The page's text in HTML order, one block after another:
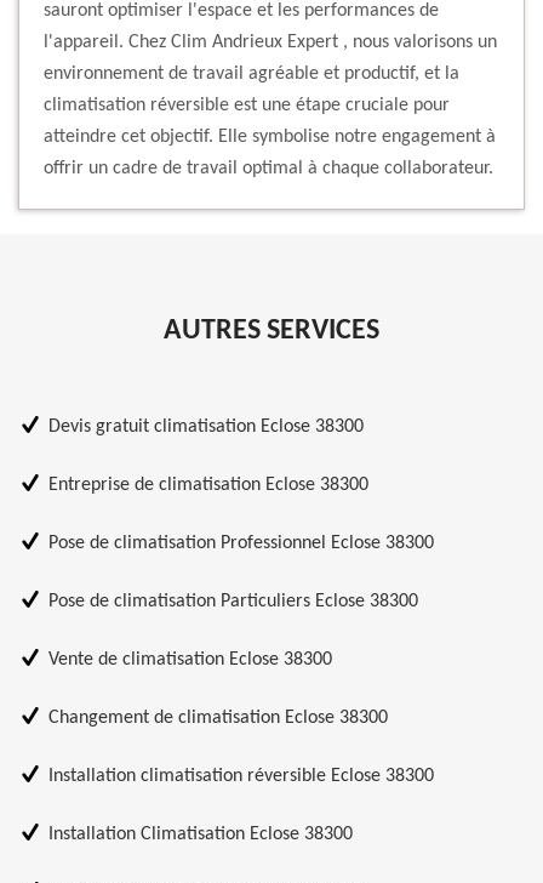
sauront optimiser l'espace et les performances de
l'appareil. Chez Clim Andrieux Expert , nous valorisons un
environnement de travail agréable et productif, et la
climatisation réversible est une étape cruciale pour
atteindre cet objectif. Elle symbolise notre engagement à
offrir un cadre de travail optimal à chaque collaborateur.
AUTRES SERVICES
Devis gratuit climatisation Eclose 38300
Entreprise de climatisation Eclose 38300
Pose de climatisation Professionnel Eclose 38300
Pose de climatisation Particuliers Eclose 38300
Vente de climatisation Eclose 38300
Changement de climatisation Eclose 38300
Installation climatisation réversible Eclose 38300
Installation Climatisation Eclose 38300